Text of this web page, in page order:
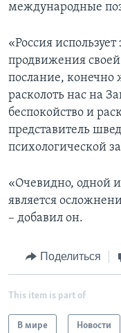
международные
«Россия
продвижения
послание, конечно
расколоть нас на
беспокойство и
представитель
психологической
«Очевидно, одной
является
– добавил он.
Поделиться
This item is part of
В мире Новости